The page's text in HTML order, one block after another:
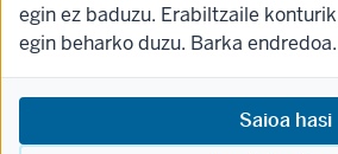
egin ez baduzu. Erabiltzaile
egin beharko duzu. Barka endredoa.
Saioa hasi